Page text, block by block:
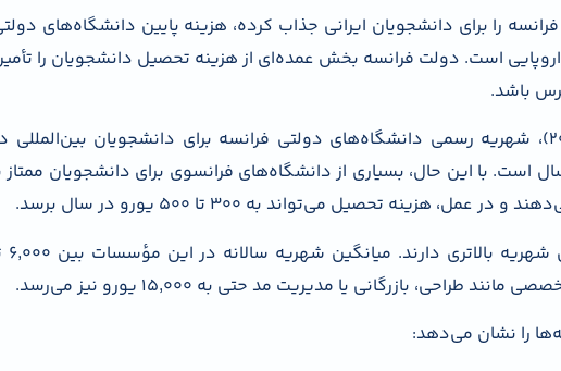
را برای دانشجویان ایرانی جذاب کرده، هزینه پایین دانشگاه‌های
است. دولت فرانسه بخش عمده‌ای از هزینه تحصیل دانشجویان را
باشد.
در حال حاضر (سال تحصیلی ۲۰۲۵–۲۰۲۶)، شهریه رسمی دانشگاه‌های دولتی فرانسه برای دانشجویان بین‌المللی
حدود ۲٬۷۷۰ یورو در سال است. با این حال، بسیاری از دانشگاه‌های فرانسوی برای دانشجویان ممتاز
هزینه تحصیل می‌تواند به ۳۰۰ تا ۵۰۰ یورو در سال برسد.
در مقابل،
را نشان می‌دهد: